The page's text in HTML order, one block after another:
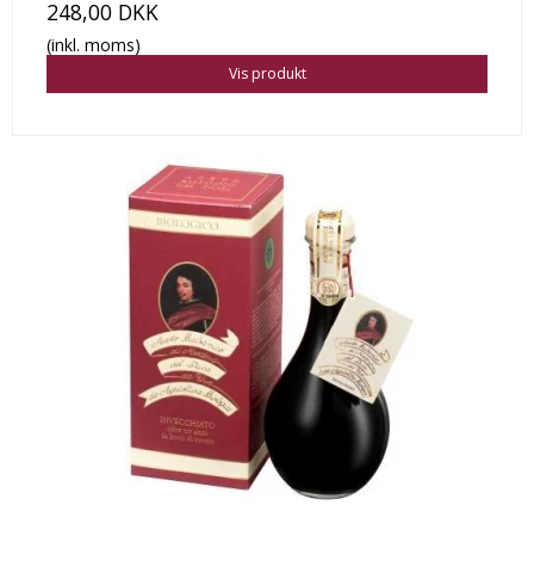
248,00 DKK
(inkl. moms)
Vis produkt